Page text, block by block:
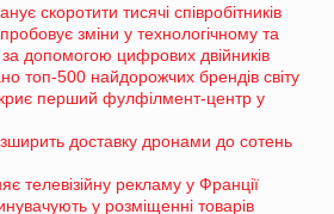
скоротити тисячі співробітників
зміни у технологічному та
допомогою цифрових двійників
топ-500 найдорожчих брендів світу
перший фулфілмент-центр у
доставку дронами до сотень
телевізійну рекламу у Франції
у розміщенні товарів